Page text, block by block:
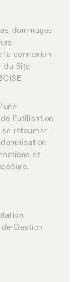
dommages
la connexion
du Site
l’utilisation
retourner
et
de Gestion